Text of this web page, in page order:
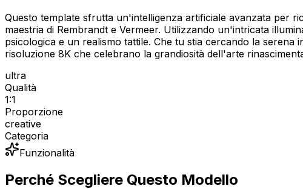
Questo template sfrutta un'intelligenza artificiale avanzata per
maestria di Rembrandt e Vermeer. Utilizzando un'intricata
psicologica e un realismo tattile. Che tu stia cercando la
risoluzione 8K che celebrano la grandiosità dell'arte
ultra
Qualità
1:1
Proporzione
creative
Categoria
Funzionalità
Perché Scegliere Questo Modello